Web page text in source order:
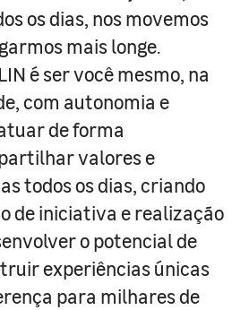
os dias, nos movemos
mais longe.
é ser você mesmo, na
com autonomia e
de forma
valores e
todos os dias, criando
de iniciativa e realização
o potencial de
experiências únicas
para milhares de